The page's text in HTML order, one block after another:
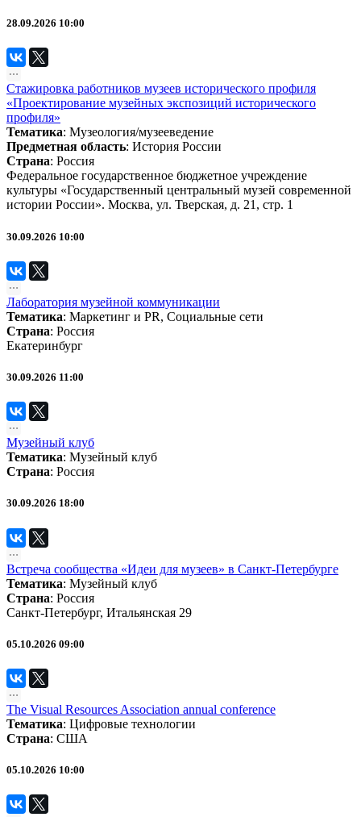
28.09.2026 10:00
Стажировка работников музеев исторического профиля
«Проектирование музейных экспозиций исторического
профиля»
Тематика: Музеология/музееведение
Предметная область: История России
Страна: Россия
Федеральное государственное бюджетное учреждение
культуры «Государственный центральный музей современной
истории России». Москва, ул. Тверская, д. 21, стр. 1
30.09.2026 10:00
Лаборатория музейной коммуникации
Тематика: Маркетинг и PR, Социальные сети
Страна: Россия
Екатеринбург
30.09.2026 11:00
Музейный клуб
Тематика: Музейный клуб
Страна: Россия
30.09.2026 18:00
Встреча сообщества «Идеи для музеев» в Санкт-Петербурге
Тематика: Музейный клуб
Страна: Россия
Санкт-Петербург, Итальянская 29
05.10.2026 09:00
The Visual Resources Association annual conference
Тематика: Цифровые технологии
Страна: США
05.10.2026 10:00